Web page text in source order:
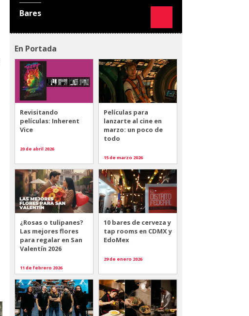
Bares
En Portada
Revisitando
películas: Inherent
Vice
20 de abril 2026
Películas para
lanzarte al cine en
marzo: un poco de
todo
15 de marzo 2026
¿Rosas o tulipanes?
Las mejores flores
para regalar en San
Valentín 2026
11 de febrero 2026
10 bares de cerveza y
tap rooms en CDMX y
EdoMex
29 de enero 2026